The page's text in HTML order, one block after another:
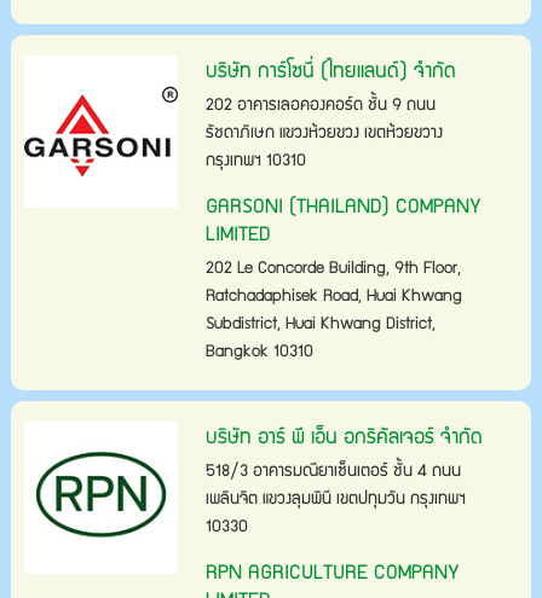
บริษัท การ์โซนี่ (ไทยแลนด์) จำกัด
202 อาคารเลอคองคอร์ด ชั้น 9 ถนน
รัชดาภิเษก แขวงห้วยขวง เขตห้วยขวาง
กรุงเทพฯ 10310
GARSONI (THAILAND) COMPANY
LIMITED
202 Le Concorde Building, 9th Floor,
Ratchadaphisek Road, Huai Khwang
Subdistrict, Huai Khwang District,
Bangkok 10310
บริษัท อาร์ พี เอ็น อกริคัลเจอร์ จำกัด
518/3 อาคารมณียาเซ็นเตอร์ ชั้น 4 ถนน
เพลินจิต แขวงลุมพินี เขตปทุมวัน กรุงเทพฯ
10330
RPN AGRICULTURE COMPANY